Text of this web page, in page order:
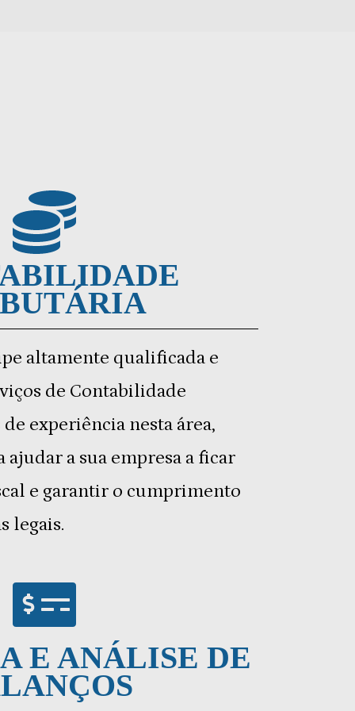
altamente qualificada e
de Contabilidade
experiência nesta área,
ajudar a sua empresa a ficar
e garantir o cumprimento
legais.
E ANÁLISE DE